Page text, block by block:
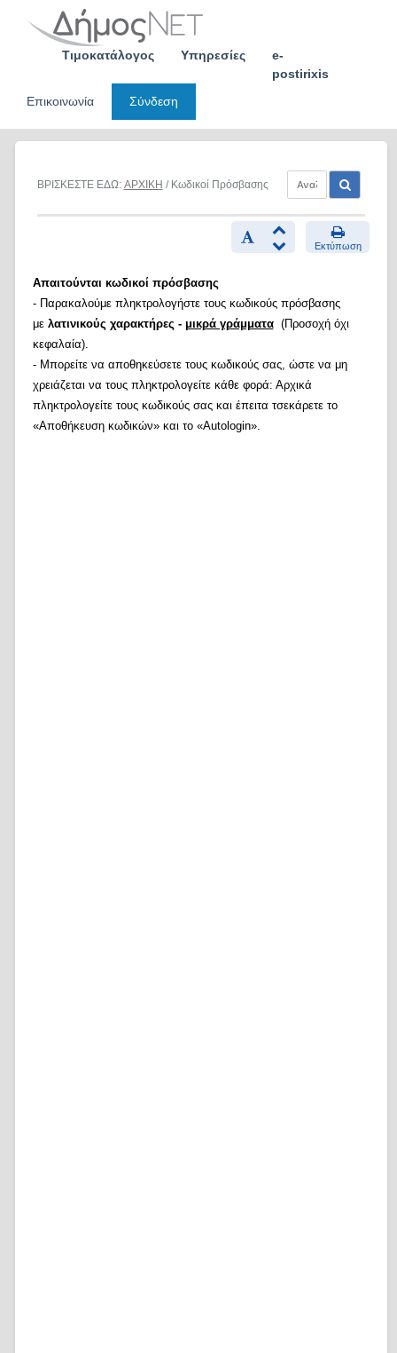
Τιμοκατάλογος Υπηρεσίες
e-
postirixis
Επικοινωνία
Σύνδεση
ΒΡΙΣΚΕΣΤΕ ΕΔΩ: ΑΡΧΙΚΗ / Κωδικοί Πρόσβασης
Εκτύπωση
Απαιτούνται κωδικοί πρόσβασης
- Παρακαλούμε πληκτρολογήστε τους κωδικούς πρόσβασης
με λατινικούς χαρακτήρες - μικρά γράμματα(Προσοχή όχι
κεφαλαία).
- Μπορείτε να αποθηκεύσετε τους κωδικούς σας, ώστε να μη
χρειάζεται να τους πληκτρολογείτε κάθε φορά: Αρχικά
πληκτρολογείτε τους κωδικούς σας και έπειτα τσεκάρετε το
«Αποθήκευση κωδικών» και το «Autologin».